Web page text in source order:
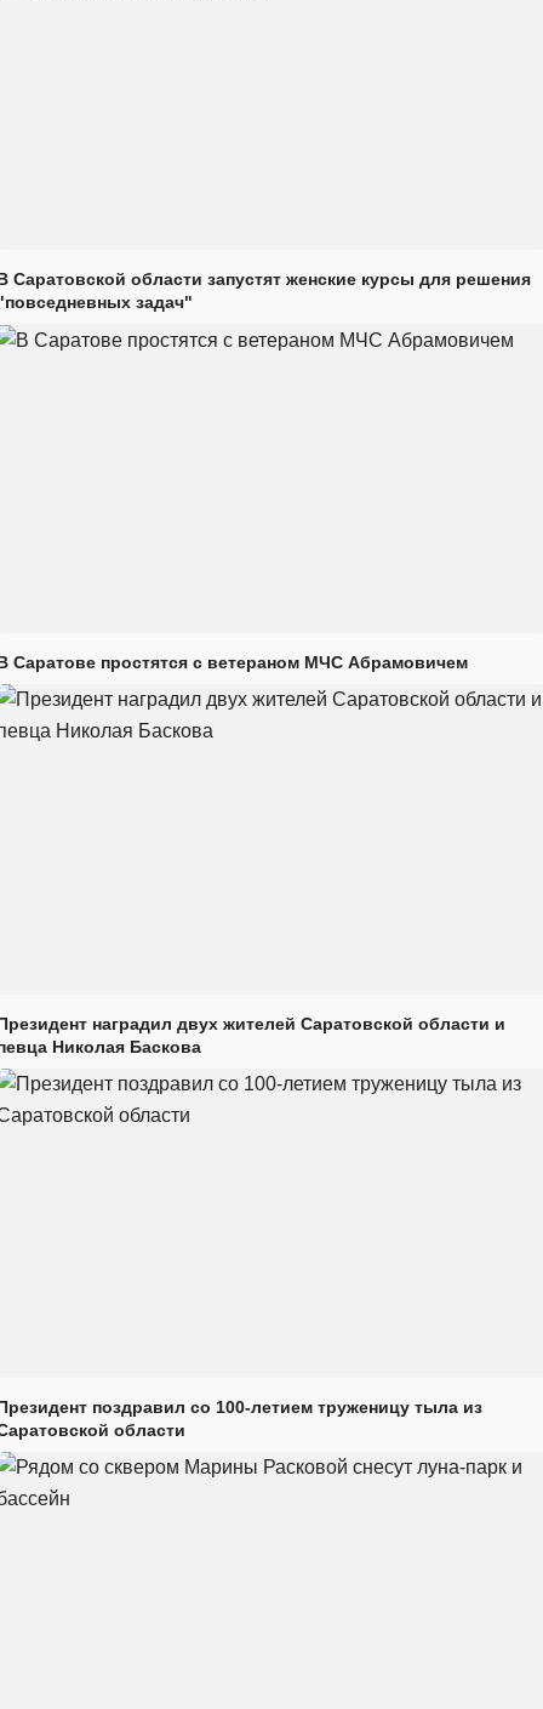
Саратовской области запустят женские курсы для решения
задач"
Саратове простятся с ветераном МЧС Абрамовичем
наградил двух жителей Саратовской области и
Николая Баскова
поздравил со 100-летием труженицу тыла из
области